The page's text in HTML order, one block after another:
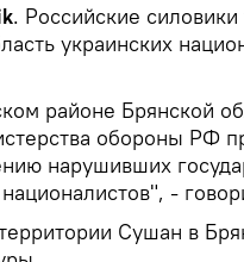
. Российские
украинских
районе Брянской
обороны РФ
нарушивших
-
Сушан в